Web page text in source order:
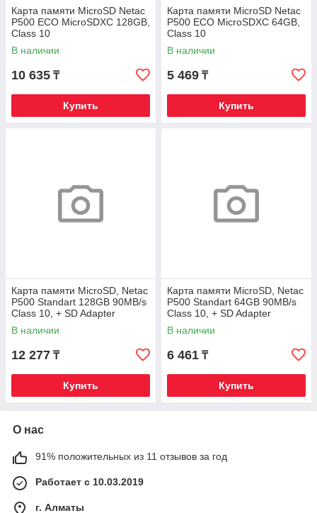
Карта памяти MicroSD Netac
P500 ECO MicroSDXC 128GB,
Class 10
В наличии
10 635 ₸
Купить
Карта памяти MicroSD Netac
P500 ECO MicroSDXC 64GB,
Class 10
В наличии
5 469 ₸
Купить
Карта памяти MicroSD, Netac
P500 Standart 128GB 90MB/s
Class 10, + SD Adapter
В наличии
12 277 ₸
Купить
Карта памяти MicroSD, Netac
P500 Standart 64GB 90MB/s
Class 10, + SD Adapter
В наличии
6 461 ₸
Купить
О нас
91% положительных из 11 отзывов за год
Работает с 10.03.2019
г. Алматы